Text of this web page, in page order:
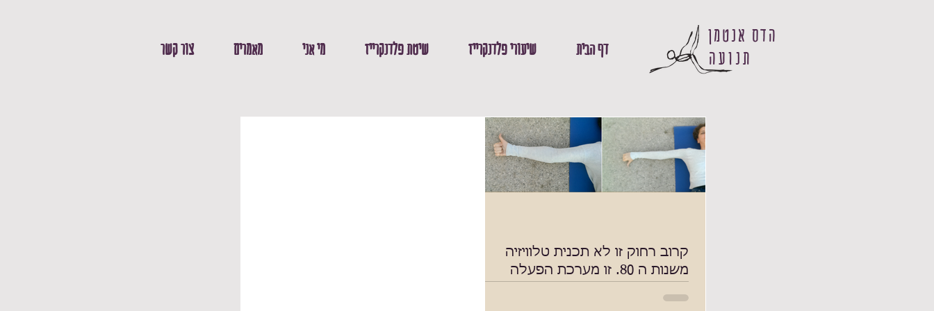
דף הבית שיעורי פלדנקרייז שיטת פלדנקרייז מי אני מאמרים צור קשר
הדס אנטמן
תנועה
קרוב רחוק זו לא תכנית טלוויזיה
משנות ה 80. זו מערכת הפעלה
אין ספק, אנחנו מנהלים אורח חיים מאוד אינטנסיבי.